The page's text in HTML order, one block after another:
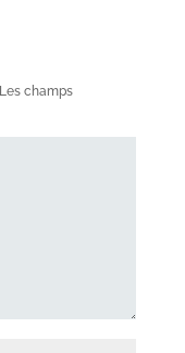
Les champs